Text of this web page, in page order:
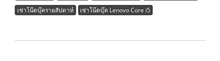
เช่าโน๊ตบุ๊ครายสัปดาห์
เช่าโน๊ตบุ๊ค Lenovo Core i5